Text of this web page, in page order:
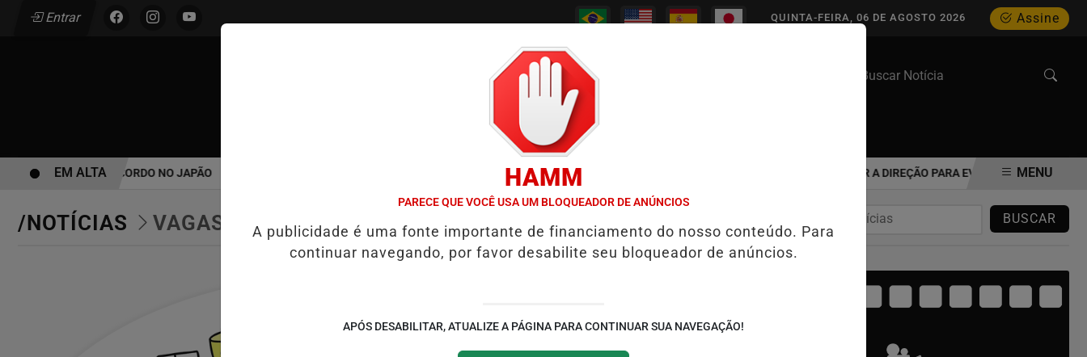
Entrar Assine
QUINTA-FEIRA, 06 DE AGOSTO 2026
CANAL RPJ CONTATO
TERMINA EM ACORDO NO JAPÃO CASO MARIA KUSABA: RPJNEWS REABRE REPORTAGEM APÓS TRÊS ANOS 7 SINAIS DE QUE UM IDOSO DEVE REAVALIAR A DIREÇÃO PARA EVITAR ACIDENTES NO
EM ALTA MENU
/NOTÍCIAS VAGAS DE EMPREGOS BUSCAR
HAMM
PARECE QUE VOCÊ USA UM BLOQUEADOR DE ANÚNCIOS
A publicidade é uma fonte importante de financiamento do nosso conteúdo. Para
continuar navegando, por favor desabilite seu bloqueador de anúncios.
APÓS DESABILITAR, ATUALIZE A PÁGINA PARA CONTINUAR SUA NAVEGAÇÃO!